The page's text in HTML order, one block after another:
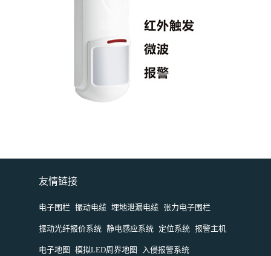
友情链接
电子围栏 振动电缆 埋地泄漏电缆 张力电子围栏
振动光纤报价系统 静电感应系统 定位系统 报警主机
电子地图 模拟LED周界地图 入侵报警系统